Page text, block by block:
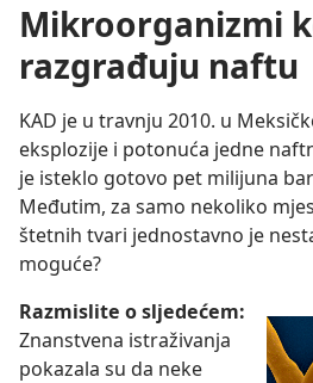
Mikroorganizmi
razgrađuju naftu
KAD je u travnju 2010. u
eksplozije i potonuća jedne
je isteklo gotovo pet milijuna
Međutim, za samo nekoliko
štetnih tvari jednostavno je
moguće?
Razmislite o sljedećem:
Znanstvena istraživanja
pokazala su da neke